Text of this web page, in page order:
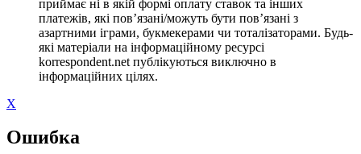
приймає ні в якій формі оплату ставок та інших
платежів, які пов’язані/можуть бути пов’язані з
азартними іграми, букмекерами чи тоталізаторами. Будь-
які матеріали на інформаційному ресурсі
korrespondent.net публікуються виключно в
інформаційних цілях.
X
Ошибка